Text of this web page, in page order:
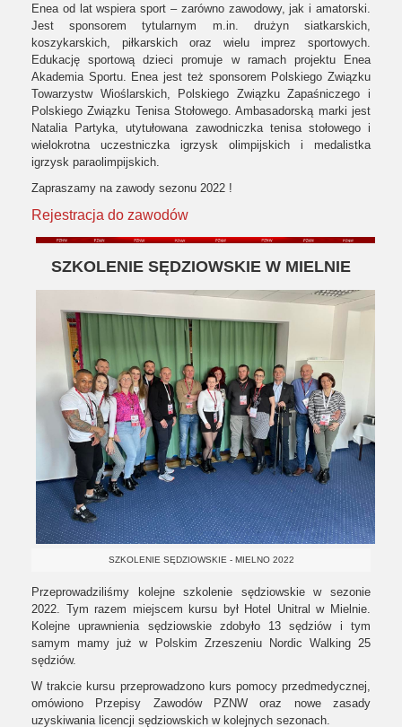
Enea od lat wspiera sport – zarówno zawodowy, jak i amatorski.
Jest sponsorem tytularnym m.in. drużyn siatkarskich,
koszykarskich, piłkarskich oraz wielu imprez sportowych.
Edukację sportową dzieci promuje w ramach projektu Enea
Akademia Sportu. Enea jest też sponsorem Polskiego Związku
Towarzystw Wioślarskich, Polskiego Związku Zapaśniczego i
Polskiego Związku Tenisa Stołowego. Ambasadorską marki jest
Natalia Partyka, utytułowana zawodniczka tenisa stołowego i
wielokrotna uczestniczka igrzysk olimpijskich i medalistka
igrzysk paraolimpijskich.
Zapraszamy na zawody sezonu 2022 !
Rejestracja do zawodów
SZKOLENIE SĘDZIOWSKIE W MIELNIE
SZKOLENIE SĘDZIOWSKIE - MIELNO 2022
Przeprowadziliśmy kolejne szkolenie sędziowskie w sezonie
2022. Tym razem miejscem kursu był Hotel Unitral w Mielnie.
Kolejne uprawnienia sędziowskie zdobyło 13 sędziów i tym
samym mamy już w Polskim Zrzeszeniu Nordic Walking 25
sędziów.
W trakcie kursu przeprowadzono kurs pomocy przedmedycznej,
omówiono Przepisy Zawodów PZNW oraz nowe zasady
uzyskiwania licencji sędziowskich w kolejnych sezonach.